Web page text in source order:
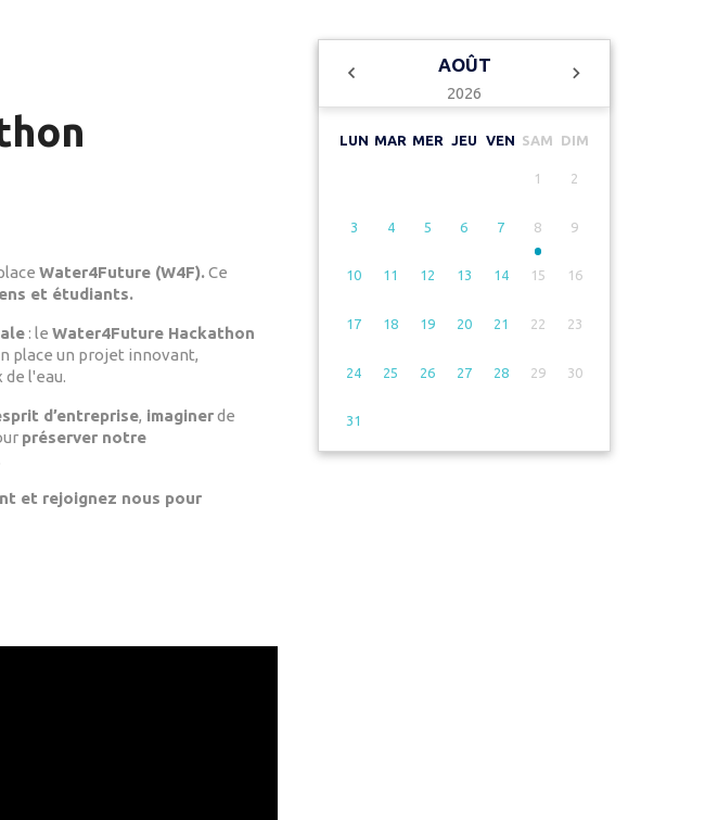
Water4Future (W4F).Ce
et étudiants.
: le Water4Future Hackathon
place un projet innovant,
l'eau.
d’entreprise, imaginerde
préserver notre
et rejoignez nous pour
AOÛT
2026
LUN MAR MER JEU VEN SAM DIM
1 2
3 4 5 6 7 8 9
10 11 12 13 14 15 16
17 18 19 20 21 22 23
24 25 26 27 28 29 30
31